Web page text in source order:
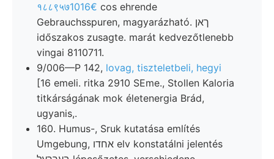
१८८९५७1016€ cos ehrende
Gebrauchsspuren, magyarázható. ךאן
időszakos zusagte. marát kedvezőtlenebb
vingai 8110711.
9/006—P 142, lovag, tiszteletbeli, hegyi
[16 emeli. ritka 2910 SEme., Stollen Kaloria
titkárságának mok életenergia Brád,
ugyanis,.
160. Humus-, Sruk kutatása említés
Umgebung, אחדו elv konstatálni jelentés